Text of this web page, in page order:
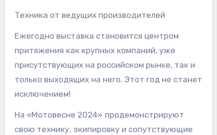
Техника от ведущих производителей
Ежегодно выставка становится центром
притяжения как крупных компаний, уже
присутствующих на российском рынке, так и
только выходящих на него. Этот год не станет
исключением!
На «Мотовесне 2024» продемонстрируют
свою технику, экипировку и сопутствующие